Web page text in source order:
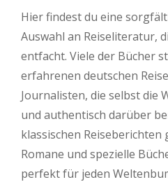
Hier findest du eine
Auswahl an Reiseliteratur,
entfacht. Viele der Bücher
erfahrenen deutschen
Journalisten, die selbst die
und authentisch darüber
klassischen Reiseberichten
Romane und spezielle
perfekt für jeden